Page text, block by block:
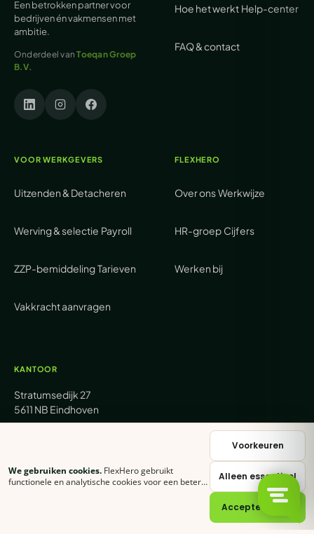
Een betrokken partner voor
bedrijven én vakmensen met
ambitie.
Onderdeel vanToeqan Groep
B.V.
Hoe het werkt Help-center
FAQ & contact
VOOR WERKGEVERS
Uitzenden & Detacheren
Werving & selectie Payroll
ZZP-bemiddelingTarieven
Vakkracht aanvragen
FLEXHERO
Over onsWerkwijze
HR-groep Cijfers
Werken bij
KANTOOR
Stratumsedijk 27
5611 NB Eindhoven
sales@flexhero.com
We gebruiken cookies. FlexHero gebruikt
functionele en analytische cookies voor een betere
Voorkeuren
Alleen essentieel
Accepteer alles